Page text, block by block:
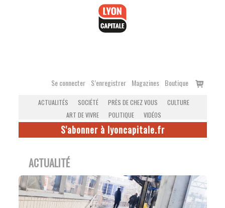
Se connecter S’enregistrer Magazines Boutique
Voir
ACTUALITÉS SOCIÉTÉ PRÈS DE CHEZ VOUS
CULTURE
ART DE VIVRE
POLITIQUE VIDÉOS
S'abonner à lyoncapitale.fr
ACTUALITÉ